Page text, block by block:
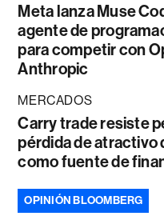
Meta lanza Muse
agente de
para competir con
Anthropic
MERCADOS
Carry trade resiste
pérdida de atractivo
como fuente de
OPINIÓN BLOOMBERG